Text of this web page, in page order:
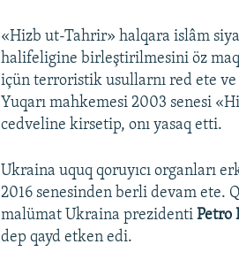
«Hizb ut-Tahrir» halqara islâm
halifeligine birleştirilmesini öz
içün terroristik usullarnı red ete
Yuqarı mahkemesi 2003 senesi
cedveline kirsetip, onı yasaq etti.
Ukraina uquq qoruyıcı organları
2016 senesinden berli devam ete.
malümat Ukraina prezidentiPetro
dep qayd etken edi.